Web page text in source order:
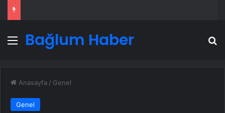
Menü
Bağlum Haber
Anasayfa / Genel
Genel